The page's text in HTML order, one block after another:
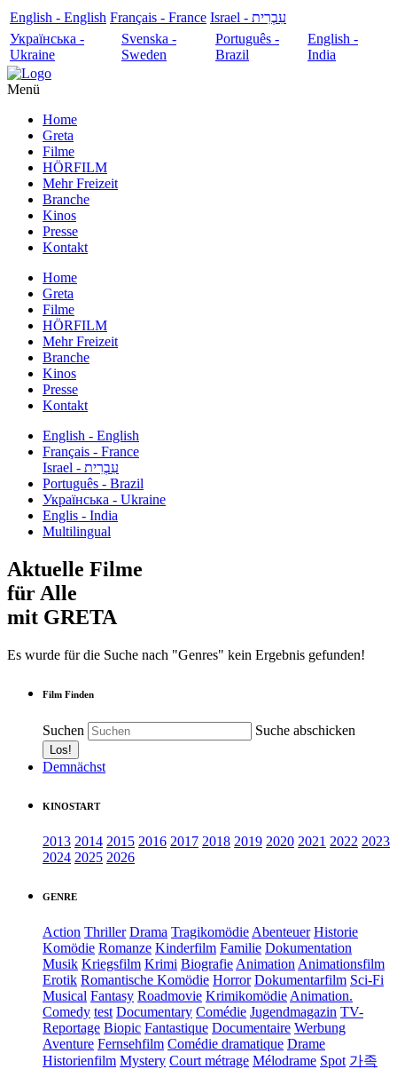
English - English Français - France
עִבְרִית - Israel
Українська -
Ukraine
Svenska -
Sweden
Português -
Brazil
English -
India
Menü
Home
Greta
Filme
HÖRFILM
Mehr Freizeit
Branche
Kinos
Presse
Kontakt
Home
Greta
Filme
HÖRFILM
Mehr Freizeit
Branche
Kinos
Presse
Kontakt
English - English
Français - France
עִבְרִית - Israel
Português - Brazil
Українська - Ukraine
Englis - India
Multilingual
Aktuelle Filme
für Alle
mit GRETA
Es wurde für die Suche nach "Genres" kein Ergebnis gefunden!
Film Finden
Suchen Suche abschicken
Demnächst
KINOSTART
2013 2014 2015 2016 2017 2018 2019 2020 2021 2022 2023
2024 2025 2026
GENRE
Action Thriller Drama Tragikomödie Abenteuer Historie
Komödie Romanze Kinderfilm Familie Dokumentation
Musik Kriegsfilm Krimi Biografie Animation Animationsfilm
Erotik Romantische Komödie Horror Dokumentarfilm Sci-Fi
Musical Fantasy Roadmovie Krimikomödie Animation.
Comedy test Documentary Comédie Jugendmagazin TV-
Reportage Biopic Fantastique Documentaire Werbung
Aventure Fernsehfilm Comédie dramatique Drame
Historienfilm Mystery Court métrage Mélodrame Spot 가족